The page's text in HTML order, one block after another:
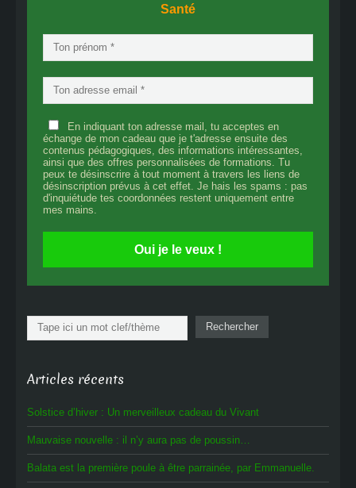
Santé
En indiquant ton adresse mail, tu acceptes en
échange de mon cadeau que je t'adresse ensuite des
contenus pédagogiques, des informations intéressantes,
ainsi que des offres personnalisées de formations. Tu
peux te désinscrire à tout moment à travers les liens de
désinscription prévus à cet effet. Je hais les spams : pas
d'inquiétude tes coordonnées restent uniquement entre
mes mains.
Oui je le veux !
Rechercher Rechercher
Articles récents
Solstice d’hiver : Un merveilleux cadeau du Vivant
Mauvaise nouvelle : il n’y aura pas de poussin…
Balata est la première poule à être parrainée, par Emmanuelle.